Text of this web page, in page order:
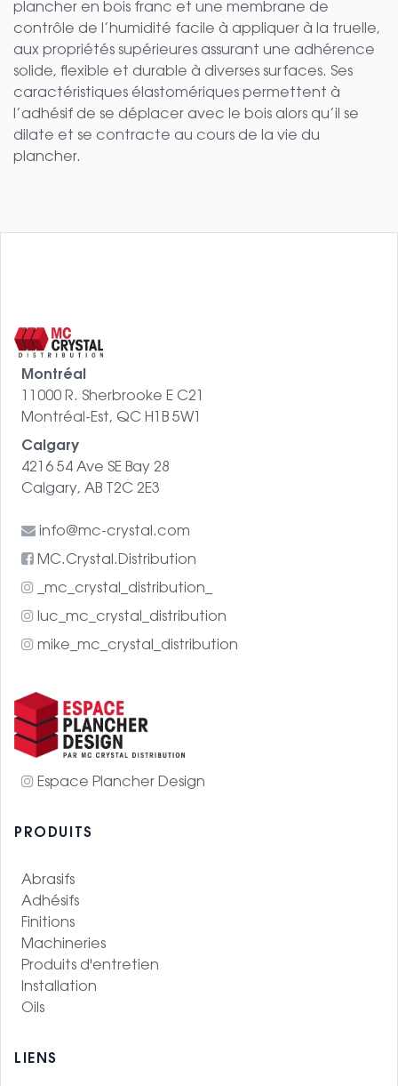
plancher en bois franc et une membrane de
contrôle de l’humidité facile à appliquer à la truelle,
aux propriétés supérieures assurant une adhérence
solide, flexible et durable à diverses surfaces. Ses
caractéristiques élastomériques permettent à
l’adhésif de se déplacer avec le bois alors qu’il se
dilate et se contracte au cours de la vie du
plancher.
Montréal
11000 R. Sherbrooke E C21
Montréal-Est, QC H1B 5W1
Calgary
4216 54 Ave SE Bay 28
Calgary, AB T2C 2E3
info@mc-crystal.com
MC.Crystal.Distribution
_mc_crystal_distribution_
luc_mc_crystal_distribution
mike_mc_crystal_distribution
Espace Plancher Design
PRODUITS
Abrasifs
Adhésifs
Finitions
Machineries
Produits d'entretien
Installation
Oils
LIENS